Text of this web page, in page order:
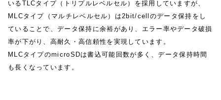
いるTLCタイプ（トリプルレベルセル）を採用していますが、
MLCタイプ（マルチレベルセル）は2bit/cellのデータ保持をし
ていることで、データ保持に余裕があり、エラー率やデータ破損
率が下がり、高耐久・高信頼性を実現しています。
MLCタイプのmicroSDは書込可能回数が多く、データ保持時間
も長くなっています。